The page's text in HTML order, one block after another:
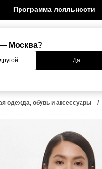
Москва?
Да
Программа лояльности
Мужчинам
одежда, обувь и аксессуары